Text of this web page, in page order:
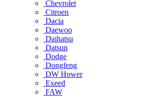
Chevrolet
Citroen
Dacia
Daewoo
Daihatsu
Datsun
Dodge
Dongfeng
DW Hower
Exeed
FAW